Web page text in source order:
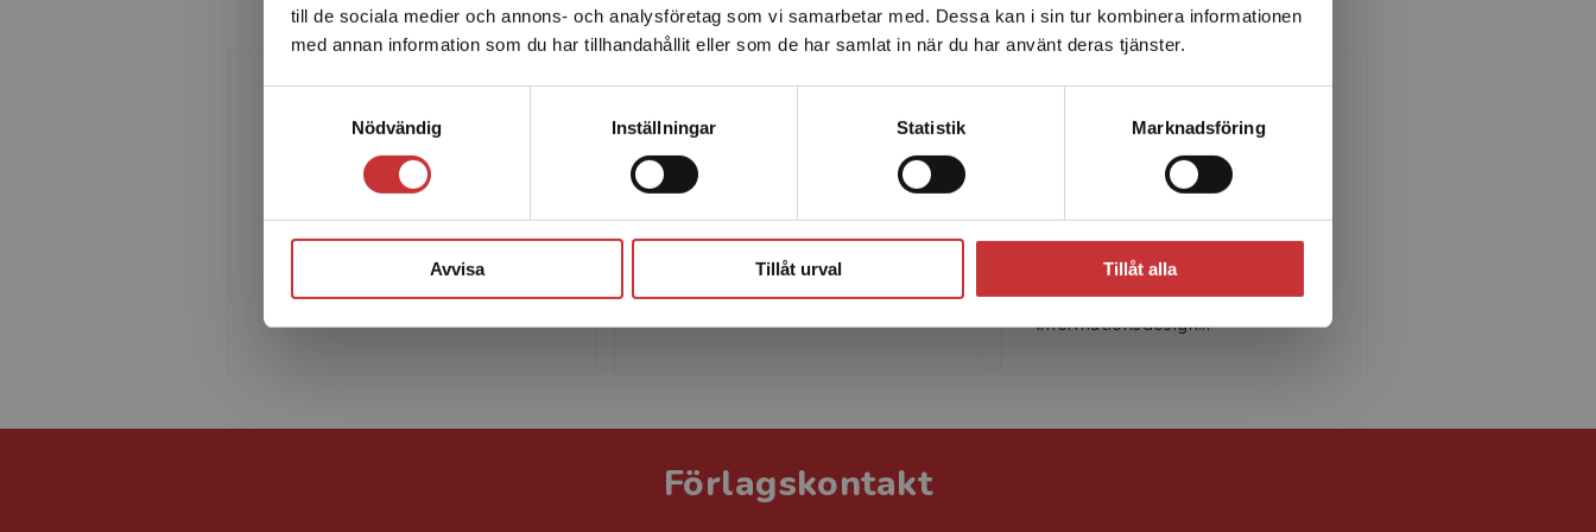
till de sociala medier och annons- och analysföretag som vi samarbetar med. Dessa kan i sin tur kombinera informationen
med annan information som du har tillhandahållit eller som de har samlat in när du har använt deras tjänster.
Nödvändig
Inställningar Statistik Marknadsföring
Avvisa Tillåt urval Tillåt alla
Sverige. För att kunna slutföra ett köp måste
leveransadressen vara i Sverige.Läs mer
Sten-Gösta Karlsson
Sten-Gösta Karlsson har sedan
bildpedagogik och bildforskning,
numera som högskolelektor vid
lärarutbildningen i Upps...
Hasse Hansson har sedan 1970-
bildpedagogik och bildforskning,
numera som högskolelektor i
bildpedagogik vid Konstfack.
Gert Z Nordström
Gert Z Nordström har varit
(Konstfack, Stockholm),
kommunikationsvetenskap
(Högskolan i Jönköping) och
informationsdesign...
Förlagskontakt